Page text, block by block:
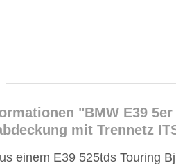
"BMW E39
mit Trennetz
einem E39 525tds Touring